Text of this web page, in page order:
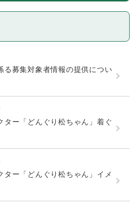
る募集対象者情報の提供につい
ター「どんぐり松ちゃん」着ぐ
ター「どんぐり松ちゃん」イメ